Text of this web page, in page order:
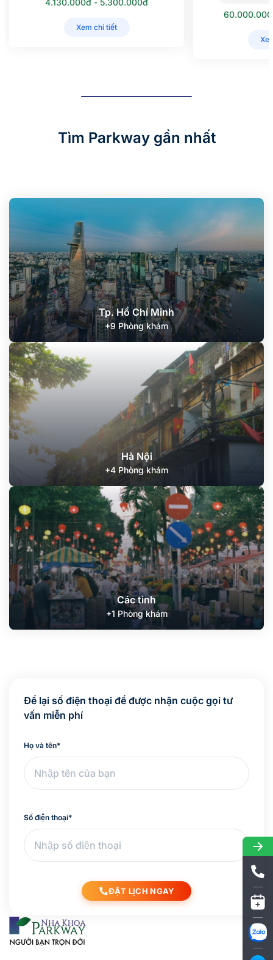
4.130.000đ - 5.300.000đ
Xem chi tiết
Tìm Parkway gần nhất
Tp. Hồ Chí Minh
+9 Phòng khám
Hà Nội
+4 Phòng khám
Các tỉnh
+1 Phòng khám
Để lại số điện thoại để được nhận cuộc gọi tư
vấn miễn phí
Họ và tên*
Số điện thoại*
ĐẶT LỊCH NGAY